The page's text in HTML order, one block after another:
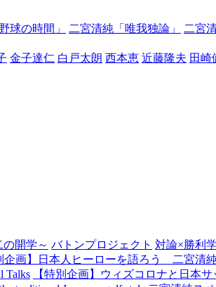
球の時間」 二宮清純「唯我独論」 二宮
金子達仁 白戸太朗 西本恵 近藤隆夫 田崎
開学～ バトンプロジェクト 対論×勝利学
企画】日本人ヒーローを語ろう 二宮清
Talks 【特別企画】ウィズコロナと日本